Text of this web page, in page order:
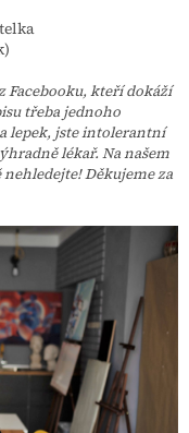
Facebooku, kteří dokáží
třeba jednoho
lepek, jste intolerantní
lékař. Na našem
Děkujeme za